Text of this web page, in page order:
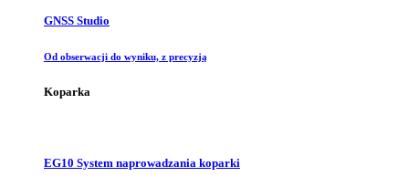
GNSS Studio
Od obserwacji do wyniku, z precyzją
Koparka
EG10 System naprowadzania koparki